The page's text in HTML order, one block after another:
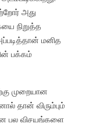
அது
நிறுத்த
மனித
பக்கம்
முறையான
தான் விரும்பும்
பல விசயங்களை